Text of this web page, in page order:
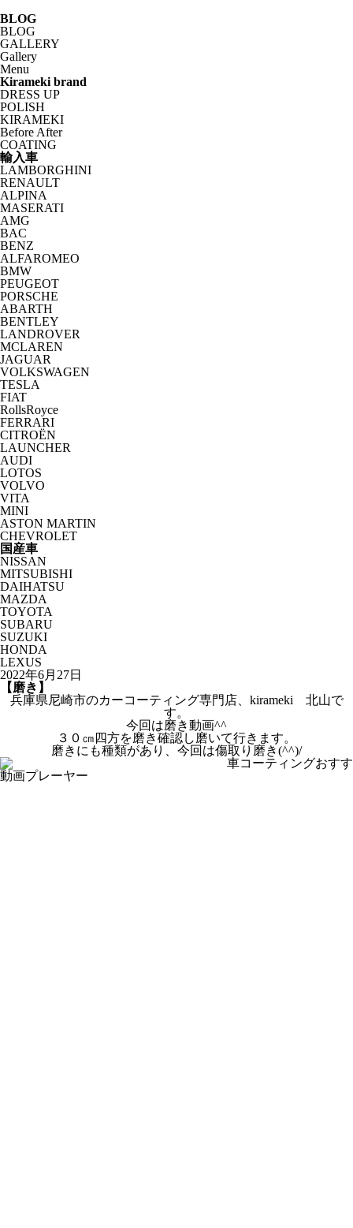
BLOG
BLOG
GALLERY
Gallery
Menu
Kirameki brand
DRESS UP
POLISH
KIRAMEKI
Before After
COATING
輸入車
LAMBORGHINI
RENAULT
ALPINA
MASERATI
AMG
BAC
BENZ
ALFAROMEO
BMW
PEUGEOT
PORSCHE
ABARTH
BENTLEY
LANDROVER
MCLAREN
JAGUAR
VOLKSWAGEN
TESLA
FIAT
RollsRoyce
FERRARI
CITROËN
LAUNCHER
AUDI
LOTOS
VOLVO
VITA
MINI
ASTON MARTIN
CHEVROLET
国産車
NISSAN
MITSUBISHI
DAIHATSU
MAZDA
TOYOTA
SUBARU
SUZUKI
HONDA
LEXUS
2022年6月27日
【磨き】
兵庫県尼崎市のカーコーティング専門店、kirameki 北山で
す。
今回は磨き動画^^
３０㎝四方を磨き確認し磨いて行きます。
磨きにも種類があり、今回は傷取り磨き(^^)/
動画プレーヤー